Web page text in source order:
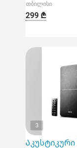
თბილისი
299 ₾
3
Აკუსტიკური